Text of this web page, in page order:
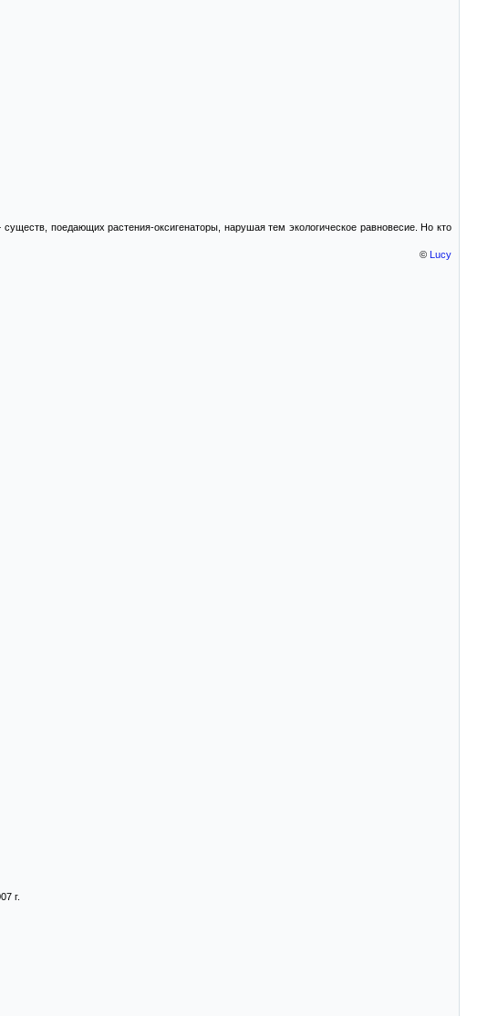
поедающих растения-оксигенаторы, нарушая тем экологическое равновесие. Но кто
© Lucy
г.